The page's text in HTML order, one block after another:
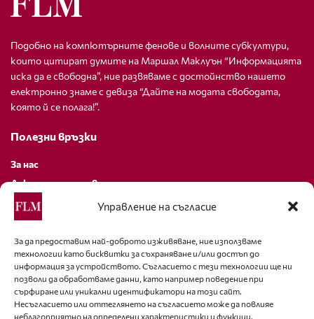
Управление на съгласие
За да предоставим най-доброто изживяване, ние използваме
технологии като бисквитки за съхраняване и/или достъп до
информация за устройството. Съгласието с тези технологии ще ни
позволи да обработваме данни, като например поведение при
сърфиране или уникални идентификатори на този сайт.
Несъгласието или оттеглянето на съгласието може да повлияе
неблагоприятно на определени характеристики и функции.
Подобно на компютърните фенове и волните субкултури,
които цитират думите на Маршал Маклуън “Информацията
иска да е свободна”, ние развяваме с достойнство нашето
електронно знаме с девиза “Дайте на модата свободата,
която й се полага!”.
Полезни връзки
За нас
Декларация за поверителност
Политика за бисквитки
За контакти
editor@fashion-lifestyle.net
+359 88 227 33 47